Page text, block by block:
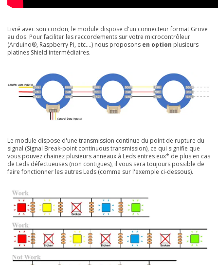
Livré avec son cordon, le module dispose d'un connecteur format Grove
au dos. Pour faciliter les raccordements sur votre microcontrôleur
(Arduino®, Raspberry Pi, etc....) nous proposons en option plusieurs
platines Shield intermédiaires.
Le module dispose d'une transmission continue du point de rupture du
signal (Signal Break-point continuous transmission), ce qui signifie que
vous pouvez chainez plusieurs anneaux à Leds entres eux* de plus en cas
de Leds défectueuses (non contigües), il vous sera toujours possible de
faire fonctionner les autres Leds (comme sur l'exemple ci-dessous).